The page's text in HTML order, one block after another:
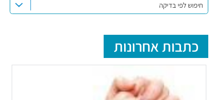
חיפוש לפי בדיקה
כתבות אחרונות